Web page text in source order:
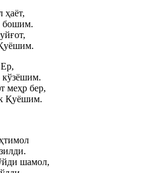
ҳаёт,
бошим.
меҳр бер,
Қуёшим.
шамол,